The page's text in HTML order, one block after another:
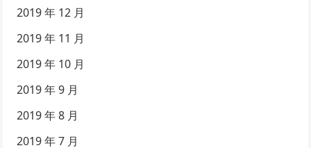
2019 年 12 月
2019 年 11 月
2019 年 10 月
2019 年 9 月
2019 年 8 月
2019 年 7 月